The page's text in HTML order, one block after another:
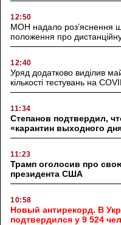
12:50
МОН надало роз’яснення
положення про
12:40
Уряд додатково виділив
кількості тестувань на
11:34
Степанов подтвердил,
«карантин выходного
11:23
Трамп оголосив про
президента США
10:58
Новый антирекорд. В
подтвердился у 9 524